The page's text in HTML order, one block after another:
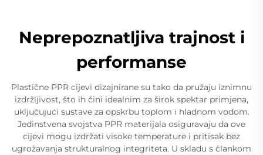
Neprepoznatljiva trajnost i
performanse
Plastične PPR cijevi dizajnirane su tako da pružaju iznimnu
izdržljivost, što ih čini idealnim za širok spektar primjena,
uključujući sustave za opskrbu toplom i hladnom vodom.
Jedinstvena svojstva PPR materijala osiguravaju da ove
cijevi mogu izdržati visoke temperature i pritisak bez
ugrožavanja strukturalnog integriteta. U skladu s člankom